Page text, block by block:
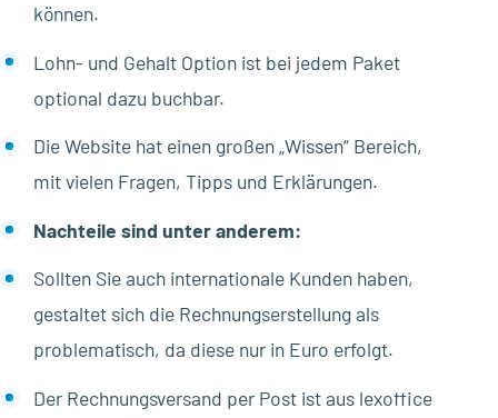
können.
Lohn- und Gehalt Option ist bei jedem Paket
optional dazu buchbar.
Die Website hat einen großen „Wissen“ Bereich,
mit vielen Fragen, Tipps und Erklärungen.
Nachteile sind unter anderem:
Sollten Sie auch internationale Kunden haben,
gestaltet sich die Rechnungserstellung als
problematisch, da diese nur in Euro erfolgt.
Der Rechnungsversand per Post ist aus lexoffice